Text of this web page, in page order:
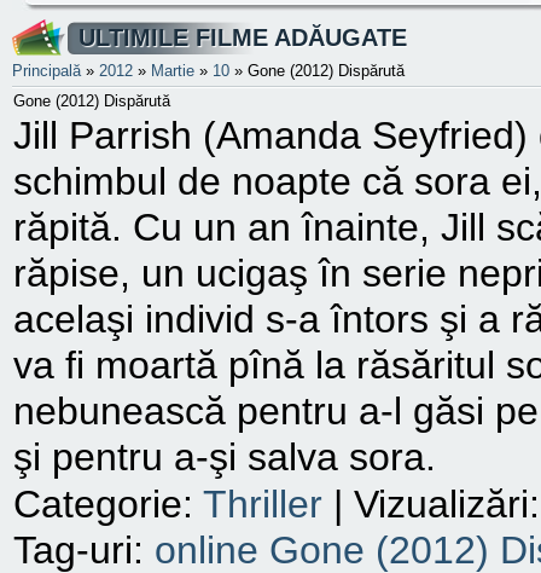
ULTIMILE FILME ADĂUGATE
Principală» 2012 » Martie » 10 » Gone (2012) Dispărută
Gone (2012) Dispărută
Jill Parrish (Amanda
schimbul de noapte că sora
răpită. Cu un an înainte, Jill
răpise, un ucigaş în serie
acelaşi individ s-a întors şi a
va fi moartă pînă la răsăritul
nebunească pentru a-l găsi
şi pentru a-şi salva sora.
Categorie: Thriller | Vizualizări:
Tag-uri: online Gone (2012)